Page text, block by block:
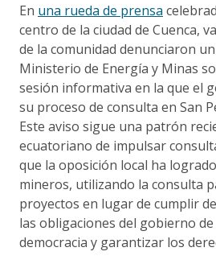
En una rueda de prensa
centro de la ciudad de Cuenca,
de la comunidad denunciaron
Ministerio de Energía y Minas
sesión informativa en la que el
su proceso de consulta en San
Este aviso sigue una patrón
ecuatoriano de impulsar
que la oposición local ha
mineros, utilizando la consulta
proyectos en lugar de cumplir
las obligaciones del gobierno
democracia y garantizar los